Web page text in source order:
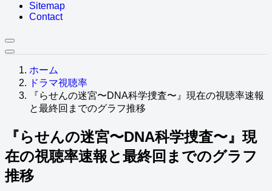
Sitemap
Contact
ホーム
ドラマ視聴率
『らせんの迷宮〜DNA科学捜査〜』現在の視聴率速報
と最終回までのグラフ推移
『らせんの迷宮〜DNA科学捜査〜』現
在の視聴率速報と最終回までのグラフ
推移